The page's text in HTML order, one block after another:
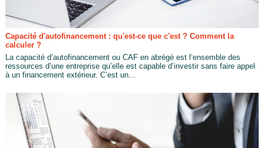
Capacité d'autofinancement : qu'est-ce que c'est ? Comment la
calculer ?
La capacité d’autofinancement ou CAF en abrégé est l’ensemble des
ressources d’une entreprise qu’elle est capable d’investir sans faire appel
à un financement extérieur. C’est un...